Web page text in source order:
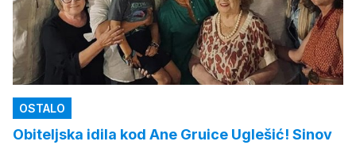
OSTALO
Obiteljska idila kod Ane Gruice Uglešić! Sinov